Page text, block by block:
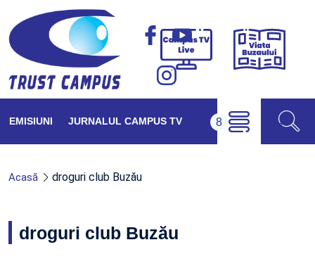
Campus
Viața
EMISIUNI JURNALUL CAMPUS TV
Acasă droguri club Buzău
droguri club Buzău